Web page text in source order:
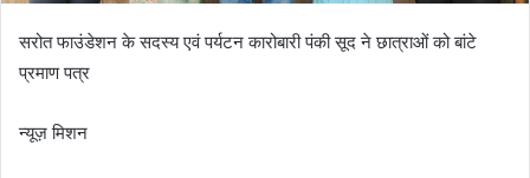
सरोत फाउंडेशन के सदस्य एवं पर्यटन कारोबारी पंकी सूद ने छात्राओं को बांटे
प्रमाण पत्र
न्यूज़ मिशन